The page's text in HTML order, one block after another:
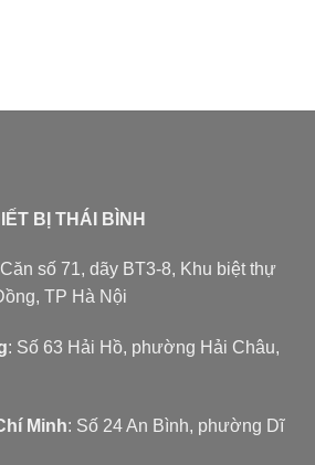
BỊ THÁI BÌNH
số 71, dãy BT3-8, Khu biệt thự
TP Hà Nội
: Số 63 Hải Hồ, phường Hải Châu,
Minh: Số 24 An Bình, phường Dĩ